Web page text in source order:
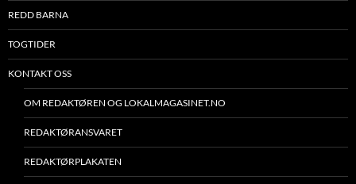
REDD BARNA
TOGTIDER
KONTAKT OSS
OM REDAKTØREN OG LOKALMAGASINET.NO
REDAKTØRANSVARET
REDAKTØRPLAKATEN